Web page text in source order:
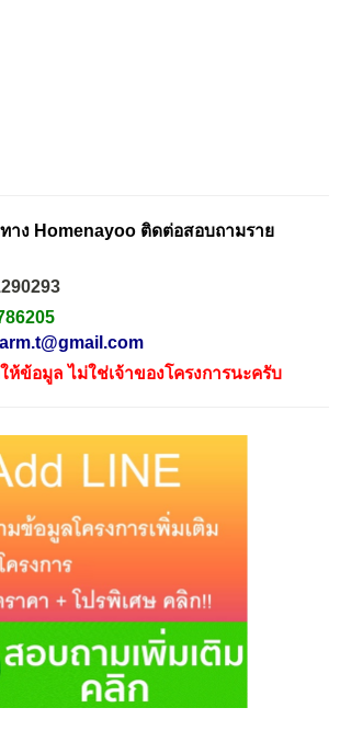
าง Homenayoo ติดต่อสอบถามราย
ห้ข้อมูล ไม่ใช่เจ้าของโครงการนะครับ